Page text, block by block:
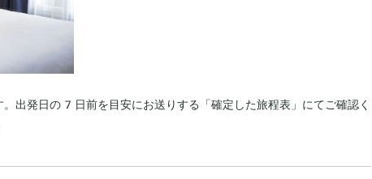
出発日の7日前を目安にお送りする「確定した旅程表」にてご確認く